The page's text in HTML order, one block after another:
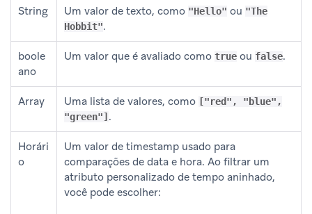
String Um valor de texto, como "Hello" ou "The
Hobbit".
boole
ano
Um valor que é avaliado como true ou false.
Array Uma lista de valores, como ["red", "blue",
"green"] .
Horári
o
Um valor de timestamp usado para
comparações de data e hora. Ao filtrar um
atributo personalizado de tempo aninhado,
você pode escolher: